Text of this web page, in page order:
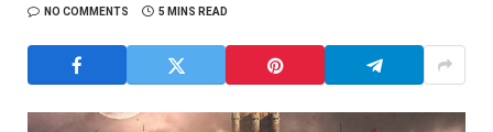
NO COMMENTS 5 MINS READ